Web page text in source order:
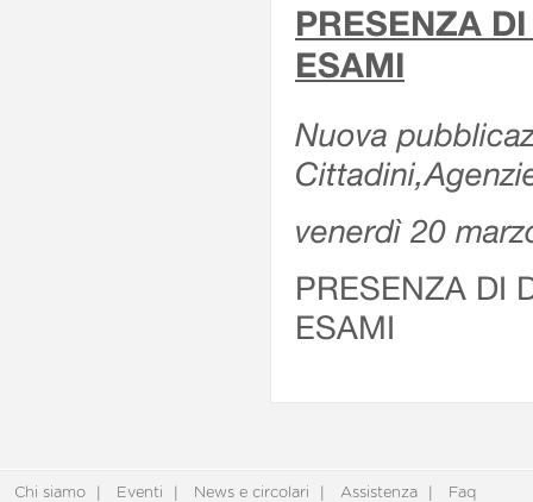
PRESENZA
ESAMI
Nuova
venerdì 20
PRESENZA DI
ESAMI
Chi siamo Eventi News e circolari Assistenza Faq